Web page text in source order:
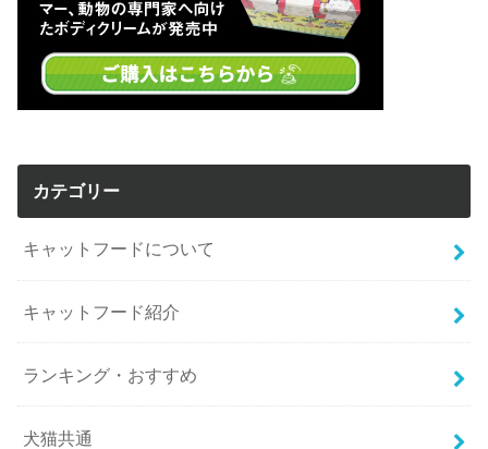
カテゴリー
キャットフードについて
キャットフード紹介
ランキング・おすすめ
犬猫共通